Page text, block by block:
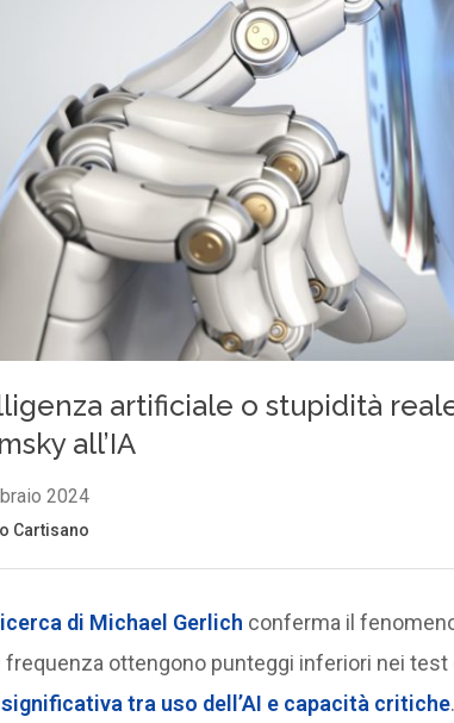
di Michael Gerlich conferma il
frequenza ottengono punteggi inferiori nei test
tra uso dell’AI e capacità critiche